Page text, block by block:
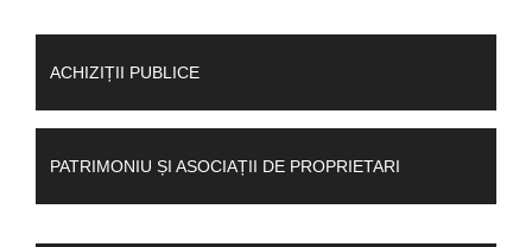
ACHIZIȚII PUBLICE
PATRIMONIU ȘI ASOCIAȚII DE PROPRIETARI